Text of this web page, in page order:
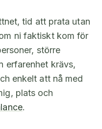
tid att prata utan
ni faktiskt kom för
större
erfarenhet krävs,
enkelt att nå med
plats och
.